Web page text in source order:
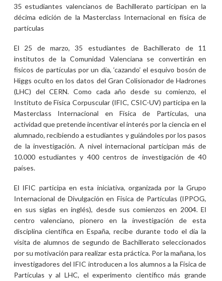
35 estudiantes valencianos de Bachillerato participan en la
décima edición de la Masterclass Internacional en física de
partículas
El 25 de marzo, 35 estudiantes de Bachillerato de 11
institutos de la Comunidad Valenciana se convertirán en
físicos de partículas por un día, ‘cazando’ el esquivo bosón de
Higgs oculto en los datos del Gran Colisionador de Hadrones
(LHC) del CERN. Como cada año desde su comienzo, el
Instituto de Física Corpuscular (IFIC, CSIC-UV) participa en la
Masterclass Internacional en Física de Partículas, una
actividad que pretende incentivar el interés por la ciencia en el
alumnado, recibiendo a estudiantes y guiándoles por los pasos
de la investigación. A nivel internacional participan más de
10.000 estudiantes y 400 centros de investigación de 40
países.
El IFIC participa en esta iniciativa, organizada por la Grupo
Internacional de Divulgación en Física de Partículas (IPPOG,
en sus siglas en inglés), desde sus comienzos en 2004. El
centro valenciano, pionero en la investigación de esta
disciplina científica en España, recibe durante todo el día la
visita de alumnos de segundo de Bachillerato seleccionados
por su motivación para realizar esta práctica. Por la mañana, los
investigadores del IFIC introducen a los alumnos a la Física de
Partículas y al LHC, el experimento científico más grande